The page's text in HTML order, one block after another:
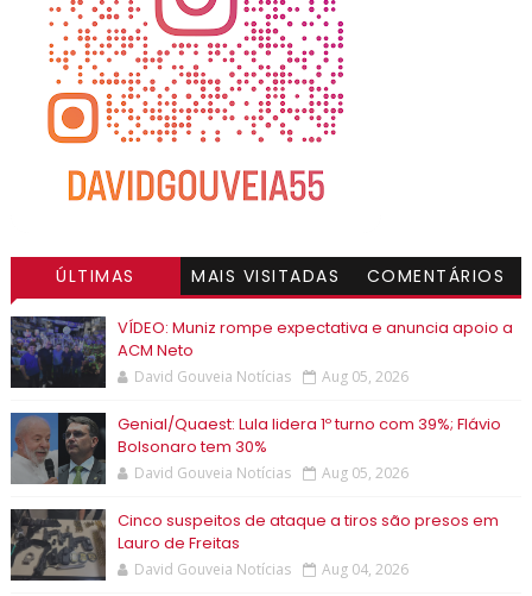
ÚLTIMAS MAIS VISITADAS COMENTÁRIOS
VÍDEO: Muniz rompe expectativa e anuncia apoio a
ACM Neto
David Gouveia Notícias Aug 05, 2026
Genial/Quaest: Lula lidera 1º turno com 39%; Flávio
Bolsonaro tem 30%
David Gouveia Notícias Aug 05, 2026
Cinco suspeitos de ataque a tiros são presos em
Lauro de Freitas
David Gouveia Notícias Aug 04, 2026